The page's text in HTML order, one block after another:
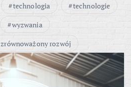
technologia
technologie
wyzwania
zrównoważony rozwój